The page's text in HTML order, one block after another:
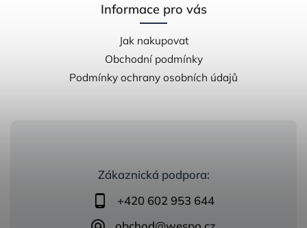
Zákaznická podpora:
+420 602 953 644
Informace pro vás
Jak nakupovat
Obchodní podmínky
Podmínky ochrany osobních údajů